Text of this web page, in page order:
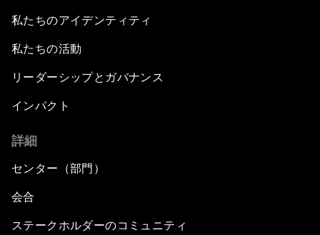
私たちのアイデンティティ
私たちの活動
リーダーシップとガバナンス
インパクト
詳細
センター（部門）
会合
ステークホルダーのコミュニティ